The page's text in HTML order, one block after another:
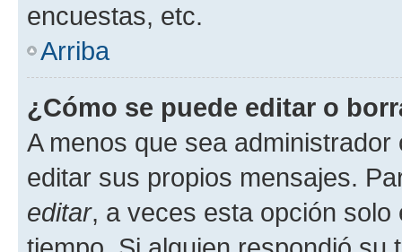
encuestas, etc.
Arriba
¿Cómo se puede editar o
A menos que sea
editar sus propios mensajes.
editar, a veces esta opción